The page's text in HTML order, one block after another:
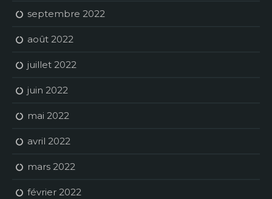
septembre 2022
août 2022
juillet 2022
juin 2022
mai 2022
avril 2022
mars 2022
février 2022